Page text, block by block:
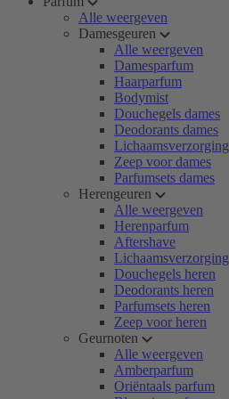
Alle weergeven
Damesgeuren
Alle weergeven
Damesparfum
Haarparfum
Bodymist
Douchegels dames
Deodorants dames
Lichaamsverzorging
Zeep voor dames
Parfumsets dames
Herengeuren
Alle weergeven
Herenparfum
Aftershave
Lichaamsverzorging
Douchegels heren
Deodorants heren
Parfumsets heren
Zeep voor heren
Geurnoten
Alle weergeven
Amberparfum
Oriëntaals parfum